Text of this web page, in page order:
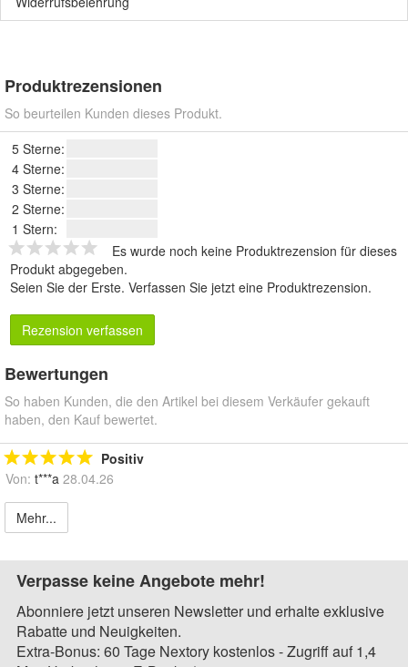
Produktrezensionen
So beurteilen Kunden dieses Produkt.
5 Sterne:
4 Sterne:
3 Sterne:
2 Sterne:
1 Stern:
Es wurde noch keine Produktrezension für dieses
Produkt abgegeben.
Seien Sie der Erste. Verfassen Sie jetzt eine Produktrezension.
Rezension verfassen
Bewertungen
So haben Kunden, die den Artikel bei diesem Verkäufer gekauft
haben, den Kauf bewertet.
Positiv
Von: t***a 28.04.26
Mehr...
Verpasse keine Angebote mehr!
Abonniere jetzt unseren Newsletter und erhalte exklusive
Rabatte und Neuigkeiten.
Extra-Bonus: 60 Tage Nextory kostenlos - Zugriff auf 1,4